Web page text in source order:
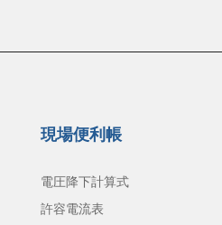
現場便利帳
電圧降下計算式
許容電流表